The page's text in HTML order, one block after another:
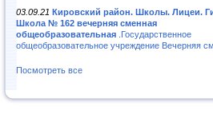
03.09.21 Кировский район. Школы. Лицеи.
Школа № 162 вечерняя сменная
общеобразовательная .Государственное
общеобразовательное учреждение Вечерняя
Посмотреть все